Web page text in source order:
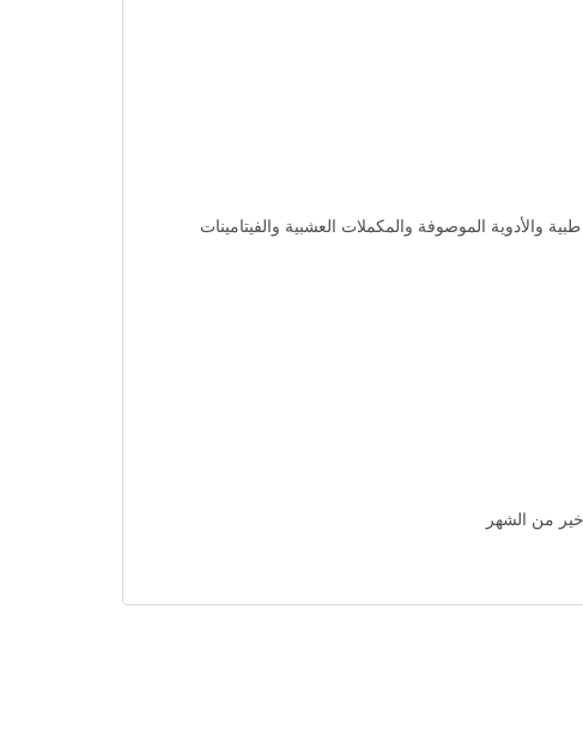
والأدوية الموصوفة والمكملات العشبية والفيتامينات
من الشهر